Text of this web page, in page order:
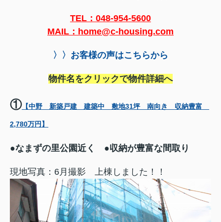
TEL：048-954-5600
MAIL：home@c-housing.com
〉〉お客様の声はこちらから
物件名をクリックで物件詳細へ
①【中野 新築戸建 建築中 敷地31坪 南向き 収納豊富
2,780万円】
●なまずの里公園近く ●収納が豊富な間取り
現地写真：6月撮影 上棟しました！！